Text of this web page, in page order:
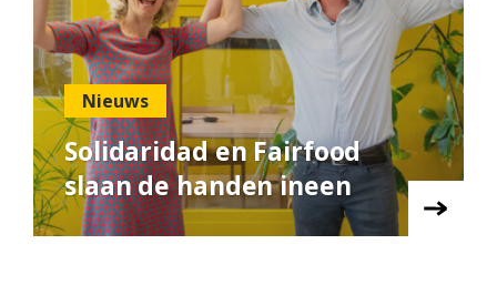
Nieuws
Solidaridad en Fairfood
slaan de handen ineen